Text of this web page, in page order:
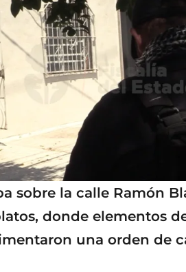
sobre la calle Ramón
donde elementos
una orden de